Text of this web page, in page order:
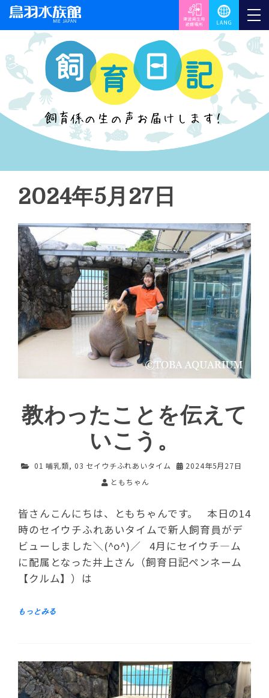
2024年5月27日
教わったことを伝えて
いこう。
01 哺乳類, 03 セイウチふれあいタイム
2024年5月27日
ともちゃん
皆さんこんにちは、ともちゃんです。 本日の14
時のセイウチふれあいタイムで新人飼育員がデ
ビューしました＼(^o^)／ 4月にセイウチ―ム
に配属となった井上さん（飼育日記ペンネーム
【クルム】）は